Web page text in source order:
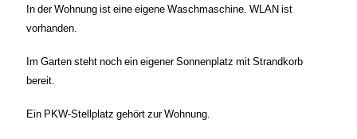
In der Wohnung ist eine eigene Waschmaschine. WLAN ist
vorhanden.
Im Garten steht noch ein eigener Sonnenplatz mit Strandkorb
bereit.
Ein PKW-Stellplatz gehört zur Wohnung.